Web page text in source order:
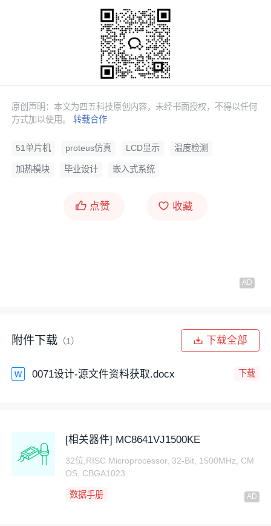
原创声明：本文为四五科技原创内容，未经书面授权，不得以任何
方式加以使用。转载合作
51单片机 proteus仿真 LCD显示 温度检测
加热模块 毕业设计 嵌入式系统
点赞 收藏
附件下载 （1） 下载全部
0071设计-源文件资料获取.docx 下载
[相关器件] MC8641VJ1500KE
32位,RISC Microprocessor, 32-Bit, 1500MHz, CM
OS, CBGA1023
数据手册